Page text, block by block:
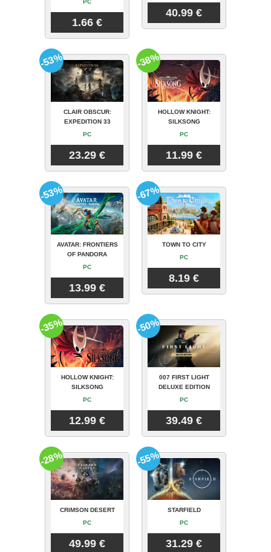
PC
1.66 €
40.99 €
CLAIR OBSCUR:
EXPEDITION 33
PC
23.29 €
-53%
HOLLOW KNIGHT:
SILKSONG
PC
11.99 €
-38%
AVATAR: FRONTIERS
OF PANDORA
PC
13.99 €
-53%
TOWN TO CITY
PC
8.19 €
-67%
HOLLOW KNIGHT:
SILKSONG
PC
12.99 €
-35%
007 FIRST LIGHT
DELUXE EDITION
PC
39.49 €
-50%
CRIMSON DESERT
PC
49.99 €
-28%
STARFIELD
PC
31.29 €
-55%